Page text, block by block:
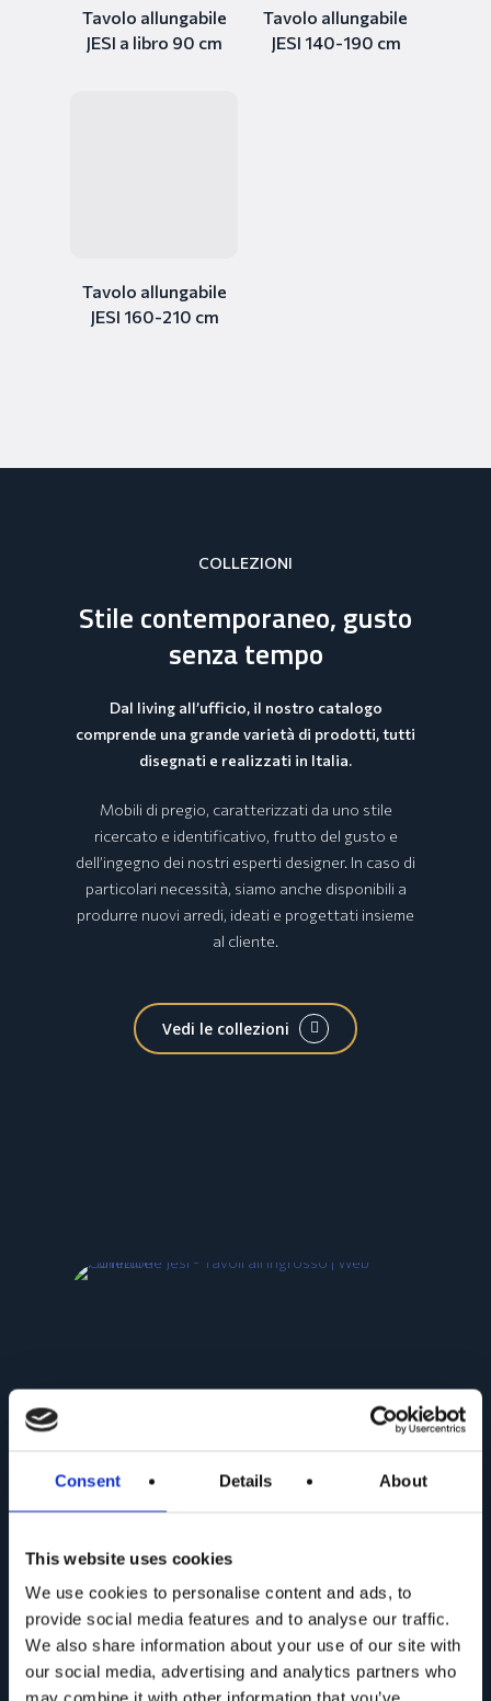
Consent Details About
This website uses cookies
We use cookies to personalise content and ads, to
provide social media features and to analyse our traffic.
We also share information about your use of our site with
our social media, advertising and analytics partners who
Tavolo allungabile
JESI a libro 90 cm
Tavolo allungabile
JESI 140-190 cm
Tavolo allungabile
JESI 160-210 cm
COLLEZIONI
Stile contemporaneo, gusto
senza tempo
Dal living all’ufficio, il nostro catalogo
comprende una grande varietà di prodotti, tutti
disegnati e realizzati in Italia.
Mobili di pregio, caratterizzati da uno stile
ricercato e identificativo, frutto del gusto e
dell’ingegno dei nostri esperti designer. In caso di
particolari necessità, siamo anche disponibili a
produrre nuovi arredi, ideati e progettati insieme
al cliente.
Vedi le collezioni
Collezione CORO